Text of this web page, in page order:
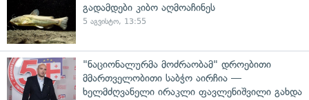
გადამდები კიბო აღმოაჩინეს
5 აგვისტო, 13:55
"ნაციონალურმა მოძრაობამ" დროებითი
მმართველობითი საბჭო აირჩია —
ხელმძღვანელი ირაკლი ფავლენიშვილი გახდა